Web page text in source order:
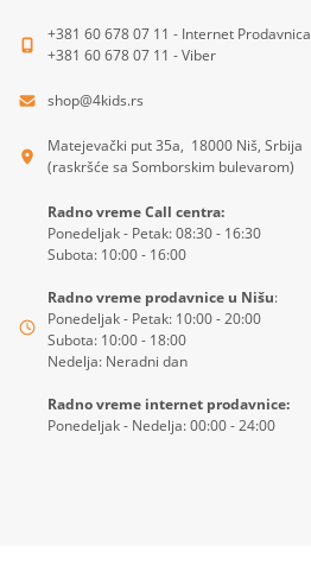
+381 60 678 07 11 - Internet Prodavnica
+381 60 678 07 11 - Viber
shop@4kids.rs
Matejevački put 35a, 18000 Niš, Srbija
(raskršće sa Somborskim bulevarom)
Radno vreme Call centra:
Ponedeljak - Petak: 08:30 - 16:30
Subota: 10:00 - 16:00
Radno vreme prodavnice u Nišu:
Ponedeljak - Petak: 10:00 - 20:00
Subota: 10:00 - 18:00
Nedelja: Neradni dan
Radno vreme internet prodavnice:
Ponedeljak - Nedelja: 00:00 - 24:00